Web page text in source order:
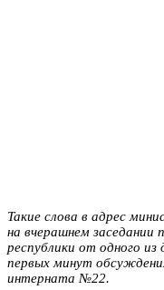
Такие слова в адрес
на вчерашнем заседании
республики от одного
первых минут
интерната №22.